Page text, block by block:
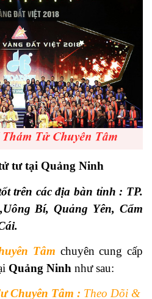
tư tại Quảng Ninh
trên các địa bàn tỉnh : TP.
Bí, Quảng Yên, Cẩm
Tâm chuyên cung cấp
Quảng Ninh như sau:
Chuyên Tâm : Theo Dõi &